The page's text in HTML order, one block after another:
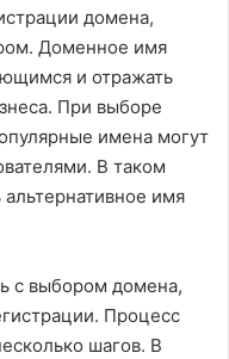
домена,
Доменное имя
и отражать
При выборе
имена могут
В таком
имя
с выбором домена,
Процесс
шагов. В